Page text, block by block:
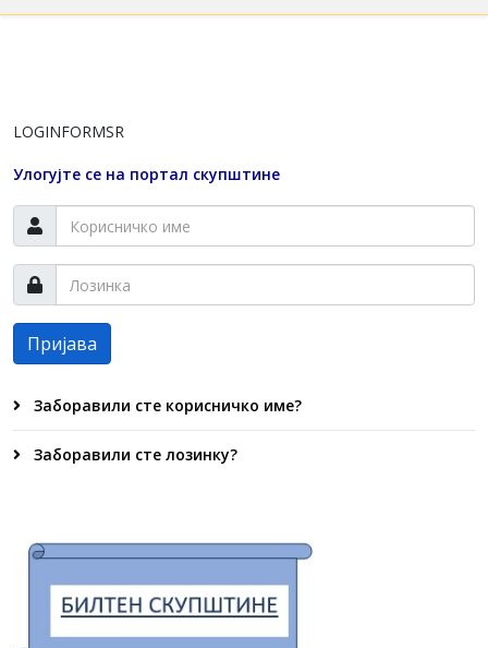
LOGINFORMSR
Улогујте се на портал скупштине
Пријава
Заборавили сте корисничко име?
Заборавили сте лозинку?